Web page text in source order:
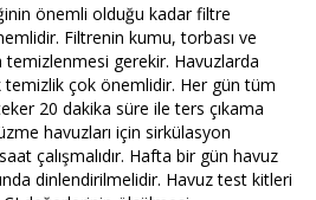
önemli olduğu kadar filtre
Filtrenin kumu, torbası ve
temizlenmesi gerekir. Havuzlarda
temizlik çok önemlidir. Her gün tüm
20 dakika süre ile ters çıkama
havuzları için sirkülasyon
çalışmalıdır. Hafta bir gün havuz
dinlendirilmelidir. Havuz test kitleri